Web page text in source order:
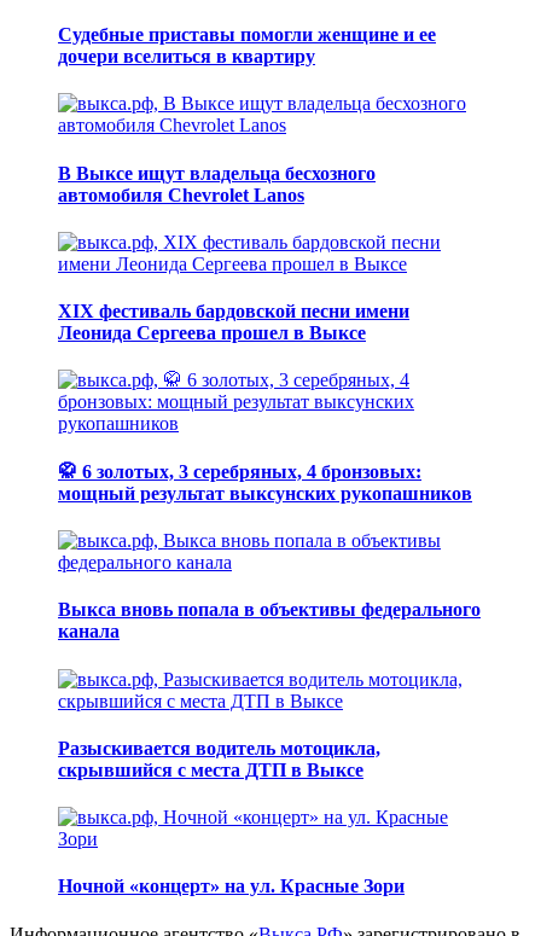
Судебные приставы помогли женщине и ее
дочери вселиться в квартиру
В Выксе ищут владельца бесхозного
автомобиля Chevrolet Lanos
XIX фестиваль бардовской песни имени
Леонида Сергеева прошел в Выксе
🥋 6 золотых, 3 серебряных, 4 бронзовых:
мощный результат выксунских рукопашников
Выкса вновь попала в объективы федерального
канала
Разыскивается водитель мотоцикла,
скрывшийся с места ДТП в Выксе
Ночной «концерт» на ул. Красные Зори